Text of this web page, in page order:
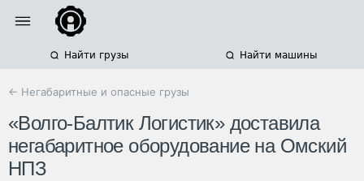
Найти грузы Найти машины
← Негабаритные и опасные грузы
«Волго-Балтик Логистик» доставила
негабаритное оборудование на Омский
НПЗ